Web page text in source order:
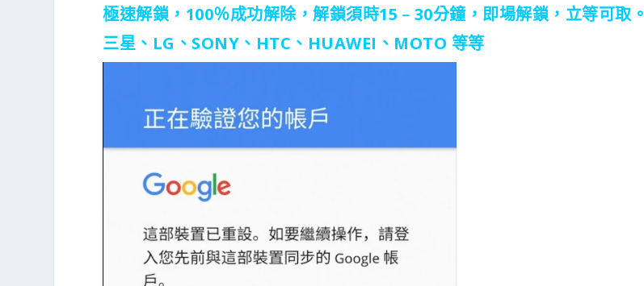
極速解鎖，100％成功解除，解鎖須時15﹣30分鐘，即場解鎖，立等可取。
三星、LG、SONY、HTC、HUAWEI、MOTO 等等